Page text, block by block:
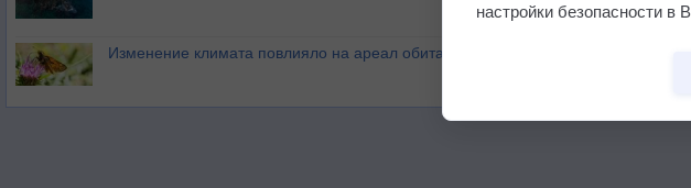
Изменение климата повлияло на ареал обитания бабочек
настройки безопасности в